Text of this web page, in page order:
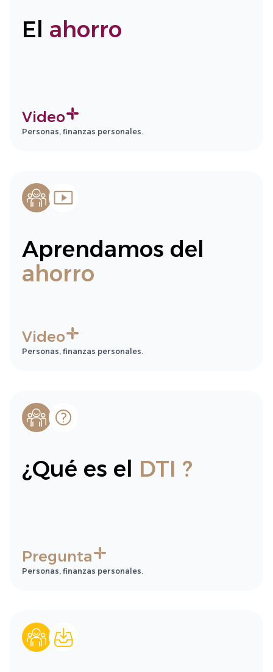
El ahorro
Video
Personas, finanzas personales.
Aprendamos del
ahorro
Video
Personas, finanzas personales.
¿Qué es el DTI ?
Pregunta
Personas, finanzas personales.